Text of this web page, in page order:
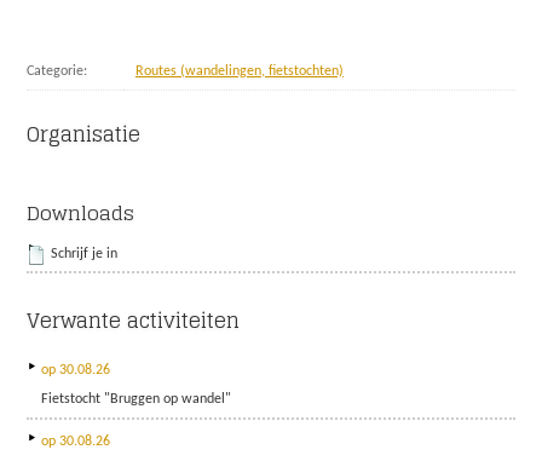
Categorie Routes (wandelingen, fietstochten)
Organisatie
Downloads
Schrijf je in
Verwante activiteiten
op 30.08.26
Fietstocht "Bruggen op wandel"
op 30.08.26